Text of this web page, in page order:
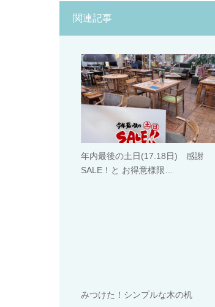
関連記事
年内最後の土日(17.18日) 感謝
SALE！と お得意様限…
みつけた！シンプルな木の机